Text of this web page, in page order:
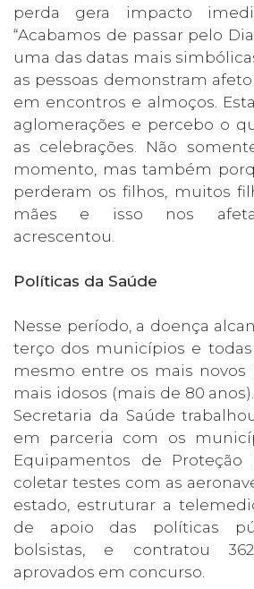
perda gera impacto
“Acabamos de passar pelo
uma das datas mais
as pessoas demonstram
em encontros e almoços.
aglomerações e percebo o
as celebrações. Não
momento, mas também
perderam os filhos, muitos
mães e isso nos afeta
acrescentou.
Políticas da Saúde
Nesse período, a doença
terço dos municípios e todas
mesmo entre os mais novos
mais idosos (mais de 80
Secretaria da Saúde
em parceria com os
Equipamentos de Proteção
coletar testes com as
estado, estruturar a
de apoio das políticas
bolsistas, e contratou
aprovados em concurso.